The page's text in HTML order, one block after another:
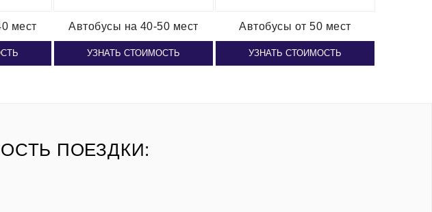
мест Автобусы на 40-50 мест
УЗНАТЬ СТОИМОСТЬ
Автобусы от 50 мест
УЗНАТЬ СТОИМОСТЬ
ПОЕЗДКИ: